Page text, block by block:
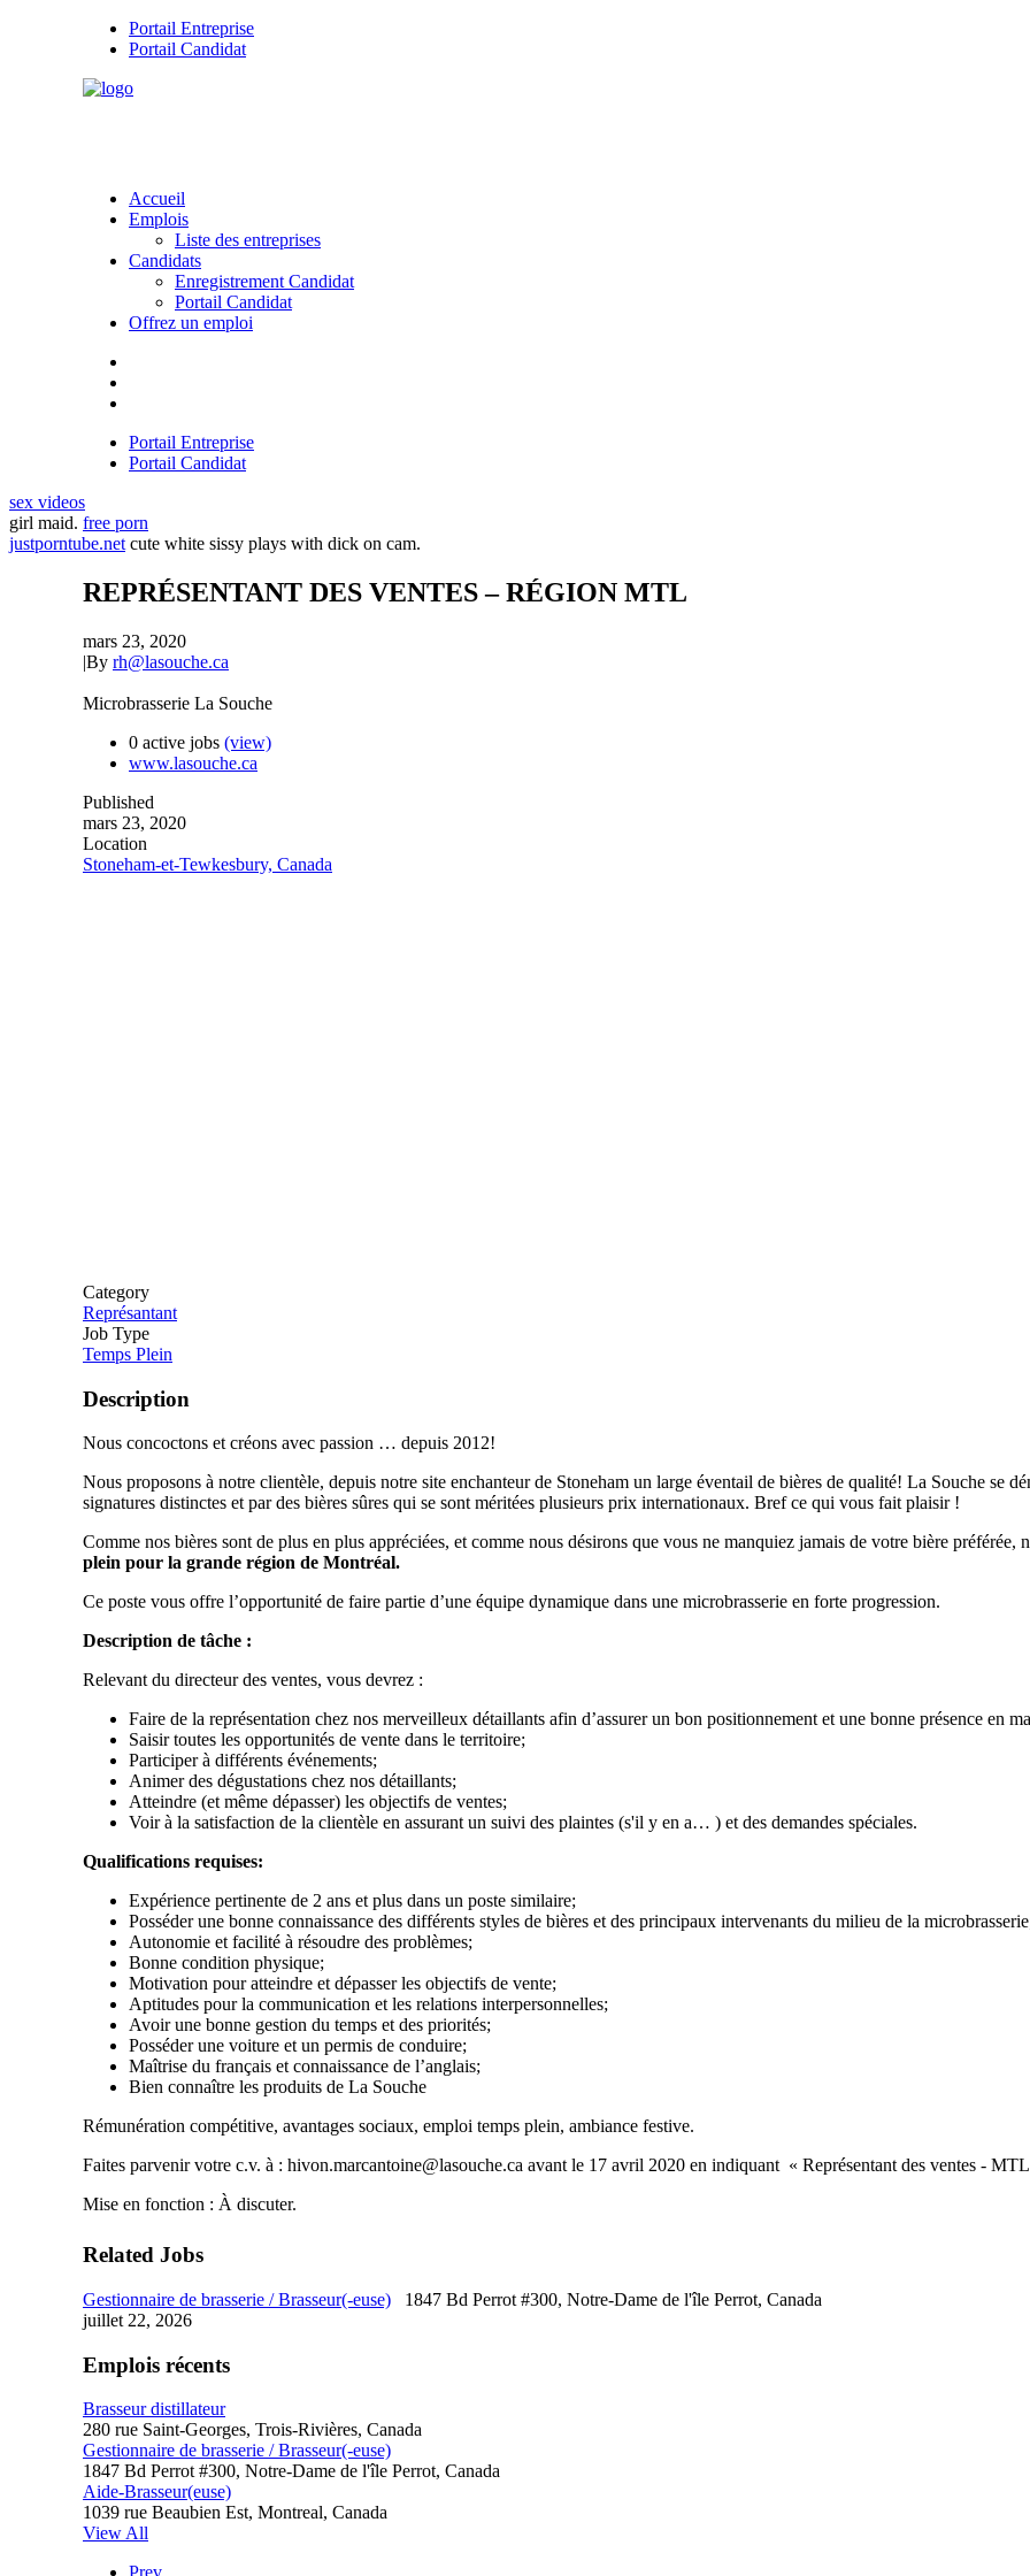
Portail Entreprise
Portail Candidat
Accueil
Emplois
Liste des entreprises
Candidats
Enregistrement Candidat
Portail Candidat
Offrez un emploi
Portail Entreprise
Portail Candidat
sex videos
girl maid. free porn
justporntube.net cute white sissy plays with dick on cam.
REPRÉSENTANT DES VENTES – RÉGION MTL
mars 23, 2020
|By rh@lasouche.ca
Microbrasserie La Souche
0 active jobs (view)
www.lasouche.ca
Published
mars 23, 2020
Location
Stoneham-et-Tewkesbury, Canada
Category
Représantant
Job Type
Temps Plein
Description
Nous concoctons et créons avec passion … depuis 2012!
Nous proposons à notre clientèle, depuis notre site enchanteur de Stoneham un large éventail de bières de qualité! La Souche se
signatures distinctes et par des bières sûres qui se sont méritées plusieurs prix internationaux. Bref ce qui vous fait plaisir !
Comme nos bières sont de plus en plus appréciées, et comme nous désirons que vous ne manquiez jamais de votre bière préférée,
plein pour la grande région de Montréal.
Ce poste vous offre l’opportunité de faire partie d’une équipe dynamique dans une microbrasserie en forte progression.
Description de tâche :
Relevant du directeur des ventes, vous devrez :
Faire de la représentation chez nos merveilleux détaillants afin d’assurer un bon positionnement et une bonne présence en
Saisir toutes les opportunités de vente dans le territoire;
Participer à différents événements;
Animer des dégustations chez nos détaillants;
Atteindre (et même dépasser) les objectifs de ventes;
Voir à la satisfaction de la clientèle en assurant un suivi des plaintes (s'il y en a… ) et des demandes spéciales.
Qualifications requises:
Expérience pertinente de 2 ans et plus dans un poste similaire;
Posséder une bonne connaissance des différents styles de bières et des principaux intervenants du milieu de la
Autonomie et facilité à résoudre des problèmes;
Bonne condition physique;
Motivation pour atteindre et dépasser les objectifs de vente;
Aptitudes pour la communication et les relations interpersonnelles;
Avoir une bonne gestion du temps et des priorités;
Posséder une voiture et un permis de conduire;
Maîtrise du français et connaissance de l’anglais;
Bien connaître les produits de La Souche
Rémunération compétitive, avantages sociaux, emploi temps plein, ambiance festive.
Faites parvenir votre c.v. à : hivon.marcantoine@lasouche.ca avant le 17 avril 2020 en indiquant « Représentant des ventes -
Mise en fonction : À discuter.
Related Jobs
Gestionnaire de brasserie / Brasseur(-euse)
1847 Bd Perrot #300, Notre-Dame de l'île Perrot, Canada
juillet 22, 2026
Emplois récents
Brasseur distillateur
280 rue Saint-Georges, Trois-Rivières, Canada
Gestionnaire de brasserie / Brasseur(-euse)
1847 Bd Perrot #300, Notre-Dame de l'île Perrot, Canada
Aide-Brasseur(euse)
1039 rue Beaubien Est, Montreal, Canada
View All